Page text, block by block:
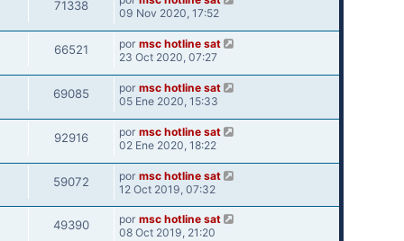
71338
09 Nov 2020, 17:52
66521 por msc hotline sat
23 Oct 2020, 07:27
69085 por msc hotline sat
05 Ene 2020, 15:33
92916 por msc hotline sat
02 Ene 2020, 18:22
59072 por msc hotline sat
12 Oct 2019, 07:32
49390 por msc hotline sat
08 Oct 2019, 21:20